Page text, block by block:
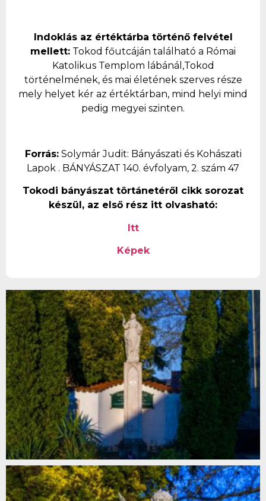
Indoklás az értéktárba történő felvétel
mellett: Tokod főutcáján található a Római
Katolikus Templom lábánál,Tokod
történelmének, és mai életének szerves része
mely helyet kér az értéktárban, mind helyi mind
pedig megyei szinten.
Forrás:Solymár Judit: Bányászati és Kohászati
Lapok . BÁNYÁSZAT 140. évfolyam, 2. szám 47
Tokodi bányászat törtánetéről cikk sorozat
készül, az első rész itt olvasható:
Itt
Képek